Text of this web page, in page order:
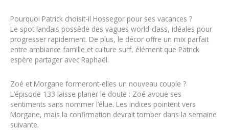
Pourquoi Patrick choisit-il Hossegor pour ses vacances ?
Le spot landais possède des vagues world-class, idéales pour
progresser rapidement. De plus, le décor offre un mix parfait
entre ambiance famille et culture surf, élément que Patrick
espère partager avec Raphaël.
Zoé et Morgane formeront-elles un nouveau couple ?
L’épisode 133 laisse planer le doute : Zoé avoue ses
sentiments sans nommer l’élue. Les indices pointent vers
Morgane, mais la confirmation devrait tomber dans la semaine
suivante.